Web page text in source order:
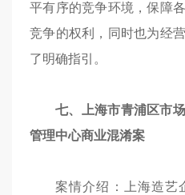
平有序的竞争环境，保障
竞争的权利，同时也为经
了明确指引。
七、上海市青浦区市
管理中心商业混淆案
案情介绍：上海造艺